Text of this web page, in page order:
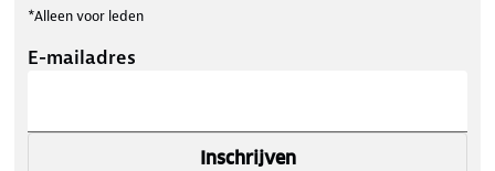
*Alleen voor leden
E-mailadres
Inschrijven